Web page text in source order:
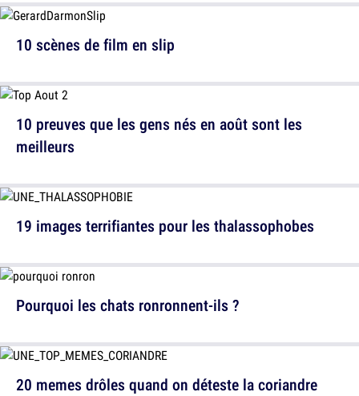
10 preuves que les gens nés en août sont les
meilleurs
Pourquoi les chats ronronnent-ils ?
10 scènes de film en slip
19 images terrifiantes pour les thalassophobes
20 memes drôles quand on déteste la coriandre